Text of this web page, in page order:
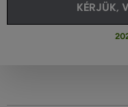
KÉRJÜK,